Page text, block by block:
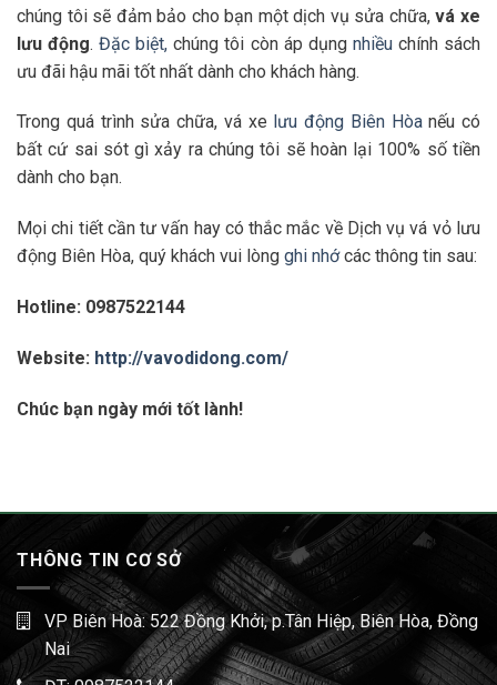
chúng tôi sẽ đảm bảo cho bạn một dịch vụ sửa chữa,vá xe
lưu động.Đặc biệt, chúng tôi còn áp dụng nhiềuchính sách
ưu đãi hậu mãi tốt nhất dành cho khách hàng.
Trong quá trình sửa chữa, vá xe lưu động Biên Hòanếu có
bất cứ sai sót gì xảy ra chúng tôi sẽ hoàn lại 100% số tiền
dành cho bạn.
Mọi chi tiết cần tư vấn hay có thắc mắc về Dịch vụ vá vỏ lưu
động Biên Hòa, quý khách vui lòng ghi nhớcác thông tin sau:
Hotline: 0987522144
Website: http://vavodidong.com/
Chúc bạn ngày mới tốt lành!
THÔNG TIN CƠ SỞ
VP Biên Hoà: 522 Đồng Khởi, p.Tân Hiệp, Biên Hòa, Đồng
Nai